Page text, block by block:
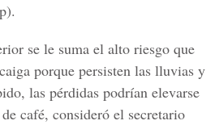
se le suma el alto riesgo que
porque persisten las lluvias y
las pérdidas podrían elevarse
café, consideró el secretario